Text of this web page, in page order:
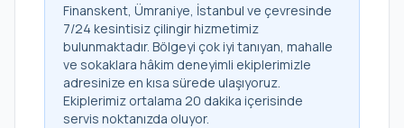
Finanskent, Ümraniye, İstanbul ve çevresinde
7/24 kesintisiz çilingir hizmetimiz
bulunmaktadır. Bölgeyi çok iyi tanıyan, mahalle
ve sokaklara hâkim deneyimli ekiplerimizle
adresinize en kısa sürede ulaşıyoruz.
Ekiplerimiz ortalama 20 dakika içerisinde
servis noktanızda oluyor.